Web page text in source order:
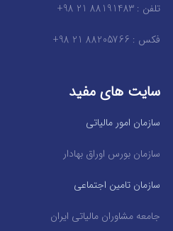
تلفن : 88191483 21 98+
فکس : 88205766 21 98+
سایت های مفید
سازمان امور مالیاتی
سازمان بورس اوراق بهادار
سازمان تامین اجتماعی
جامعه مشاوران مالیاتی ایران